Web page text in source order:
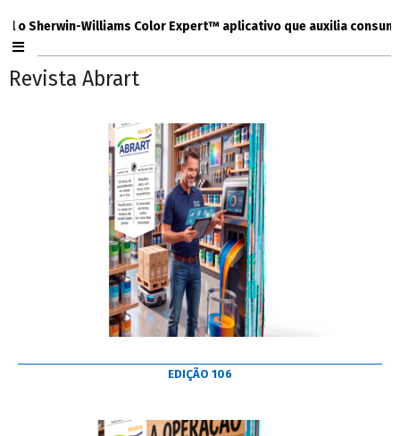
Williams Color Expert™ aplicativo que auxilia
Revista Abrart
EDIÇÃO 106